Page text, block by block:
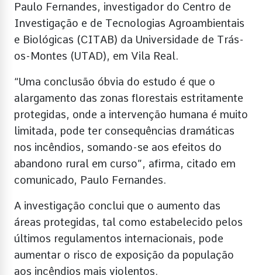
Paulo Fernandes, investigador do Centro de
Investigação e de Tecnologias Agroambientais
e Biológicas (CITAB) da Universidade de Trás-
os-Montes (UTAD), em Vila Real.
“Uma conclusão óbvia do estudo é que o
alargamento das zonas florestais estritamente
protegidas, onde a intervenção humana é muito
limitada, pode ter consequências dramáticas
nos incêndios, somando-se aos efeitos do
abandono rural em curso”, afirma, citado em
comunicado, Paulo Fernandes.
A investigação conclui que o aumento das
áreas protegidas, tal como estabelecido pelos
últimos regulamentos internacionais, pode
aumentar o risco de exposição da população
aos incêndios mais violentos.